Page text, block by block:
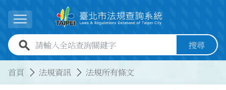
展開選單
全站查詢關鍵字欄位 搜尋
首頁 法規資訊 法規所有條文